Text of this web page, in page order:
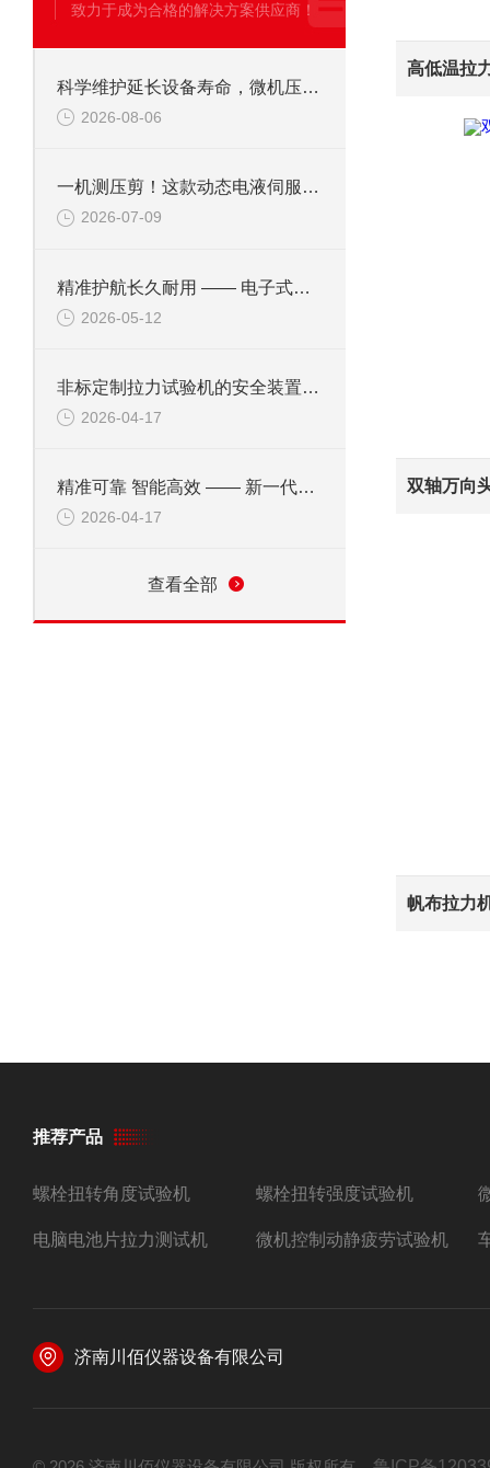
致力于成为合格的解决方案供应商！
科学维护延长设备寿命，微机压剪试验机保养全流程
2026-08-06
一机测压剪！这款动态电液伺服试验机优势全面盘点
2026-07-09
精准护航长久耐用 —— 电子式剪切试验机日常维护与保养方案
2026-05-12
非标定制拉力试验机的安全装置：保障操作安全的关键
2026-04-17
精准可靠 智能高效 —— 新一代电子式剪切试验机核心优势
2026-04-17
查看全部
高低温拉
帆布拉力
推荐产品
螺栓扭转角度试验机 螺栓扭转强度试验机
电脑电池片拉力测试机 微机控制动静疲劳试验机
济南川佰仪器设备有限公司